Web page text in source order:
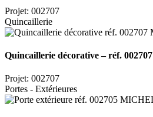
Projet: 002707
Quincaillerie
Quincaillerie décorative – réf. 002707
Projet: 002707
Portes - Extérieures